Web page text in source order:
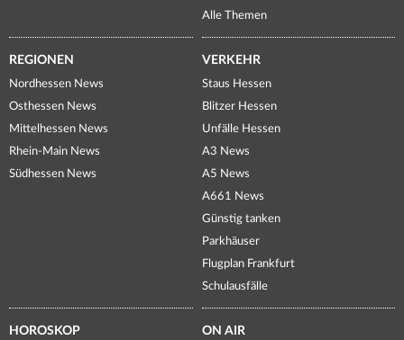
Alle Themen
REGIONEN
Nordhessen News
Osthessen News
Mittelhessen News
Rhein-Main News
Südhessen News
VERKEHR
Staus Hessen
Blitzer Hessen
Unfälle Hessen
A3 News
A5 News
A661 News
Günstig tanken
Parkhäuser
Flugplan Frankfurt
Schulausfälle
HOROSKOP ON AIR